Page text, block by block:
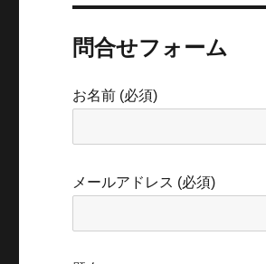
問合せフォーム
お名前 (必須)
メールアドレス (必須)